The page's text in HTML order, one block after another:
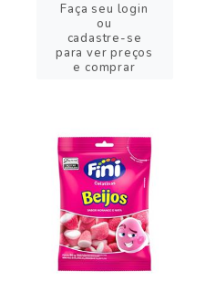
Faça seu login
ou
cadastre-se
para ver preços
e comprar